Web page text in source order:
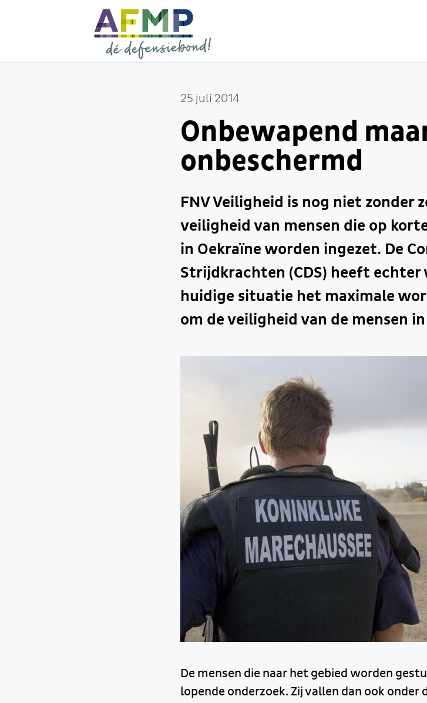
25 juli 2014
Onbewapend
onbeschermd
FNV Veiligheid is nog niet zonder
veiligheid van mensen die op
in Oekraïne worden ingezet. De
Strijdkrachten (CDS) heeft echter
huidige situatie het maximale
om de veiligheid van de mensen
De mensen die naar het gebied worden
lopende onderzoek. Zij vallen dan ook